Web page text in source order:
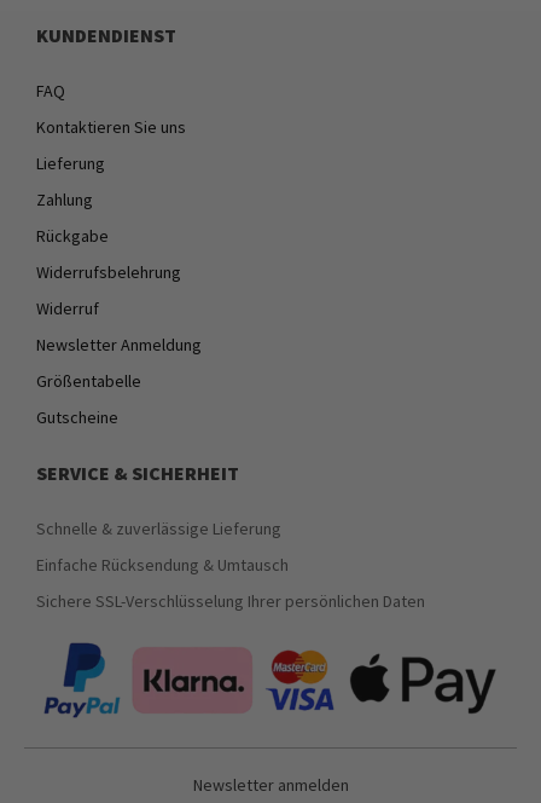
KUNDENDIENST
FAQ
Kontaktieren Sie uns
Lieferung
Zahlung
Rückgabe
Widerrufsbelehrung
Widerruf
Newsletter Anmeldung
Größentabelle
Gutscheine
SERVICE & SICHERHEIT
Schnelle & zuverlässige Lieferung
Einfache Rücksendung & Umtausch
Sichere SSL-Verschlüsselung Ihrer persönlichen Daten
Newsletter anmelden